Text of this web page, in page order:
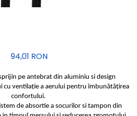
94,01 RON
pe antebrat din aluminiu si design
cu ventilație a aerului pentru îmbunătățirea
confortului.
de absortie a socurilor si tampon din